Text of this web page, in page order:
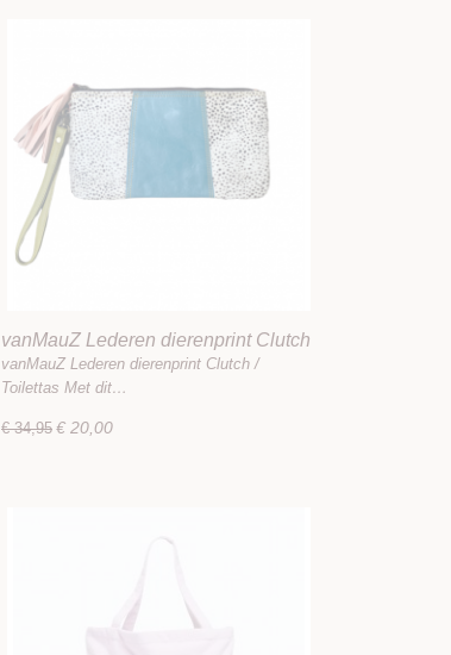
vanMauZ Lederen dierenprint Clutch
/ Toilettas
vanMauZ Lederen dierenprint Clutch /
Toilettas Met dit…
€ 34,95 € 20,00